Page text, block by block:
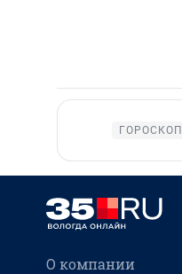
ГОРОСКОП
О компании